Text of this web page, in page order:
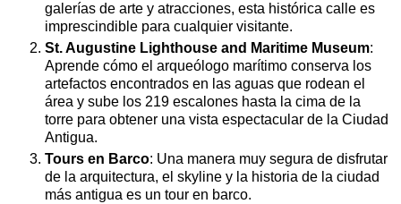
galerías de arte y atracciones, esta histórica calle es
imprescindible para cualquier visitante.
St. Augustine Lighthouse and Maritime Museum:
Aprende cómo el arqueólogo marítimo conserva los
artefactos encontrados en las aguas que rodean el
área y sube los 219 escalones hasta la cima de la
torre para obtener una vista espectacular de la Ciudad
Antigua.
Tours en Barco: Una manera muy segura de disfrutar
de la arquitectura, el skyline y la historia de la ciudad
más antigua es un tour en barco.